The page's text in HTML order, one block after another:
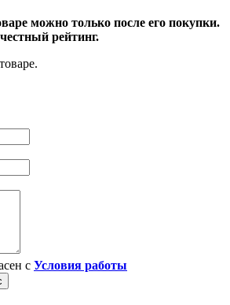
можно только после его покупки.
рейтинг.
с Условия работы